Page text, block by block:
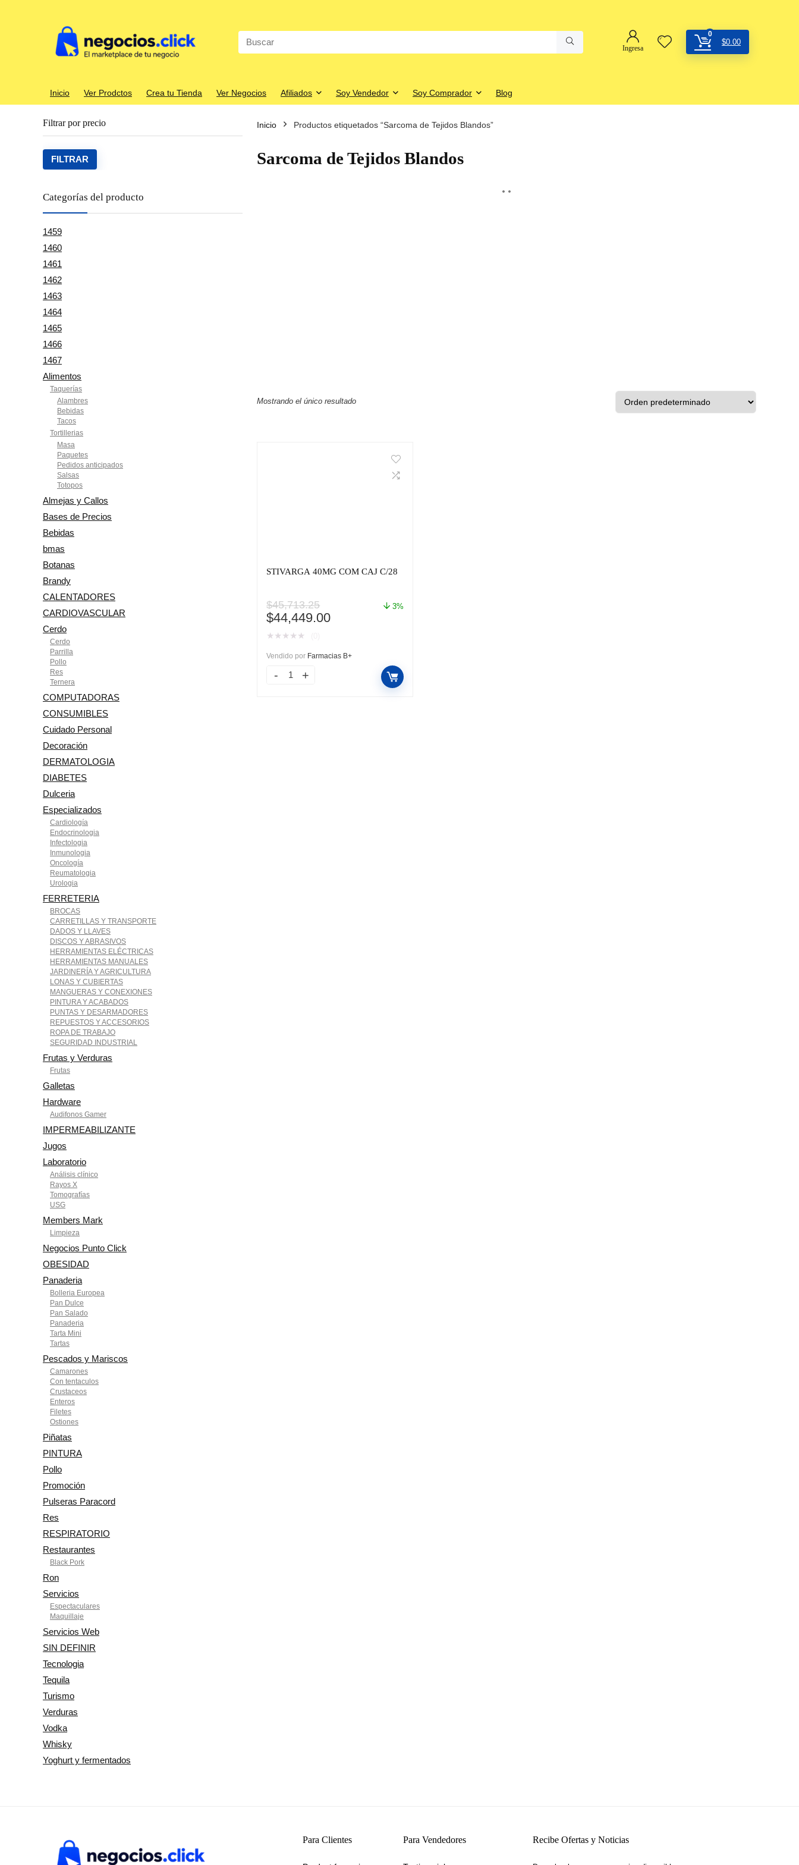
Search
for:
Ingresa
0
$0.00
Inicio Ver Prodctos Crea tu Tienda Ver Negocios Afiliados Soy Vendedor Soy Comprador Blog
Filtrar por precio
Precio
Precio
FILTRAR
Categorías del producto
1459
1460
1461
1462
1463
1464
1465
1466
1467
Alimentos
Taquerías
Alambres
Bebidas
Tacos
Tortillerias
Masa
Paquetes
Pedidos anticipados
Salsas
Totopos
Almejas y Callos
Bases de Precios
Bebidas
bmas
Botanas
Brandy
CALENTADORES
CARDIOVASCULAR
Cerdo
Cerdo
Parrilla
Pollo
Res
Ternera
COMPUTADORAS
CONSUMIBLES
Cuidado Personal
Decoración
DERMATOLOGIA
DIABETES
Dulceria
Especializados
Cardiología
Endocrinologia
Infectologia
Inmunologia
Oncología
Reumatologia
Urologia
FERRETERIA
BROCAS
CARRETILLAS Y TRANSPORTE
DADOS Y LLAVES
DISCOS Y ABRASIVOS
HERRAMIENTAS ELÉCTRICAS
HERRAMIENTAS MANUALES
JARDINERÍA Y AGRICULTURA
LONAS Y CUBIERTAS
MANGUERAS Y CONEXIONES
PINTURA Y ACABADOS
PUNTAS Y DESARMADORES
REPUESTOS Y ACCESORIOS
ROPA DE TRABAJO
SEGURIDAD INDUSTRIAL
Frutas y Verduras
Frutas
Galletas
Hardware
Audifonos Gamer
IMPERMEABILIZANTE
Jugos
Laboratorio
Análisis clínico
Rayos X
Tomografías
USG
Members Mark
Limpieza
Negocios Punto Click
OBESIDAD
Panaderia
Bolleria Europea
Pan Dulce
Pan Salado
Panaderia
Tarta Mini
Tartas
Pescados y Mariscos
Camarones
Con tentaculos
Crustaceos
Enteros
Filetes
Ostiones
Piñatas
PINTURA
Pollo
Promoción
Pulseras Paracord
Res
RESPIRATORIO
Restaurantes
Black Pork
Ron
Servicios
Espectaculares
Maquillaje
Servicios Web
SIN DEFINIR
Tecnologia
Tequila
Turismo
Verduras
Vodka
Whisky
Yoghurt y fermentados
Inicio Productos etiquetados “Sarcoma de Tejidos Blandos”
Sarcoma de Tejidos Blandos
Mostrando el único resultado
STIVARGA 40MG COM CAJ C/28
$45,713.25
El
precio
original
era:
$45,713.25.
$44,449.00El
es:
$44,449.00.
3%
★ ★ ★ ★ ★
Vendido por Farmacias B+
STIVARGA
Para Clientes Para Vendedores Recibe Ofertas y Noticias